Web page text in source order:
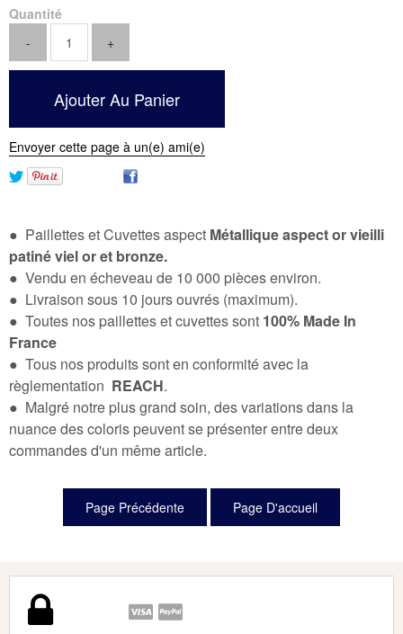
Quantité
Envoyer cette page à un(e) ami(e)
● Paillettes et Cuvettes aspect Métallique aspect or vieilli
patiné viel or et bronze.
● Vendu en écheveau de 10 000 pièces environ.
● Livraison sous 10 jours ouvrés (maximum).
● Toutes nos paillettes et cuvettes sont 100% Made In
France
● Tous nos produits sont en conformité avec la
règlementation REACH.
● Malgré notre plus grand soin, des variations dans la
nuance des coloris peuvent se présenter entre deux
commandes d'un même article.